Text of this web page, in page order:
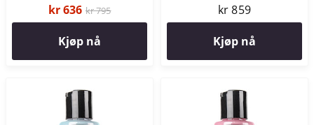
kr 636 kr 795
Kjøp nå
kr 859
Kjøp nå